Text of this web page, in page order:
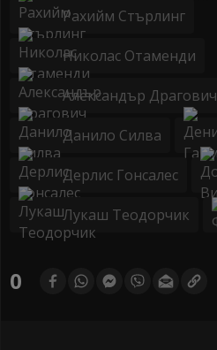
Рахийм Стърлинг
Николас Отаменди
Александър Драгович
Данило Силва
Дерлис Гонсалес
Лукаш Теодорчик
0